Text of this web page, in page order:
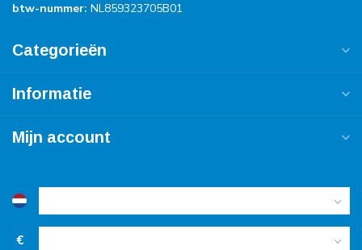
btw-nummer: NL859323705B01
Categorieën
Informatie
Mijn account
€